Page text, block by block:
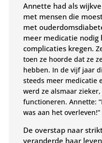
Annette had als
met mensen die
met
meer medicatie nodig
complicaties kregen.
toen ze hoorde dat ze
hebben. In de vijf jaar
steeds meer medicatie
werd ze alsmaar
functioneren. Annette:
was aan het overleven!”
De overstap naar
veranderde haar